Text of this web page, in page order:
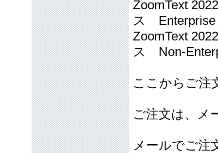
ZoomText
ス Enterprise
ZoomText
ス Non-
ここからご注
ご注文は、メ
メールでご注